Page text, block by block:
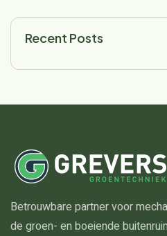
Recent Posts
Betrouwbare partner voor
de groen- en boeiende